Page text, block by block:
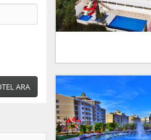
ARA